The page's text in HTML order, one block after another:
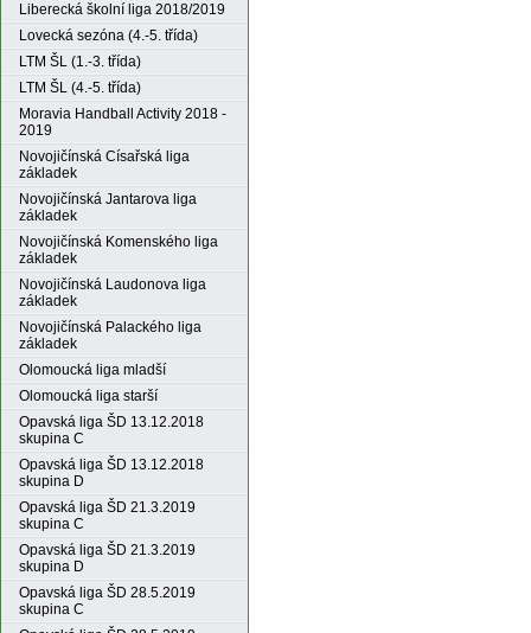
Liberecká školní liga 2018/2019
Lovecká sezóna (4.-5. třída)
LTM ŠL (1.-3. třída)
LTM ŠL (4.-5. třída)
Moravia Handball Activity 2018 -
2019
Novojičínská Císařská liga
základek
Novojičínská Jantarova liga
základek
Novojičínská Komenského liga
základek
Novojičínská Laudonova liga
základek
Novojičínská Palackého liga
základek
Olomoucká liga mladší
Olomoucká liga starší
Opavská liga ŠD 13.12.2018
skupina C
Opavská liga ŠD 13.12.2018
skupina D
Opavská liga ŠD 21.3.2019
skupina C
Opavská liga ŠD 21.3.2019
skupina D
Opavská liga ŠD 28.5.2019
skupina C